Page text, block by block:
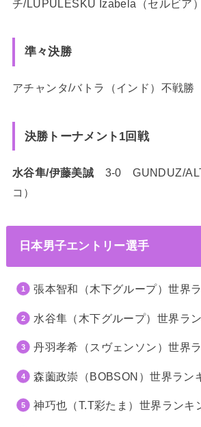
チ/LUPULESKU Izabela（セルビア）
準々決勝
アチャンタ/バトラ（インド）不戦勝
決勝トーナメント1回戦
水谷隼/伊藤美誠 3-0 GUNDUZ/
コ）
日本男子エントリー選手
張本智和（木下グループ）世界
水谷隼（木下グループ）世界ラ
丹羽孝希（スヴェンソン）世界
森薗政崇（BOBSON）世界ラン
神巧也（T.T彩たま）世界ランキ